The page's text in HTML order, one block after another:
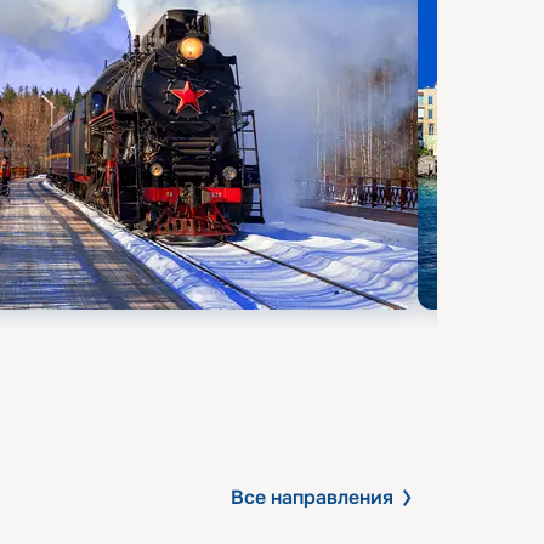
Все направления